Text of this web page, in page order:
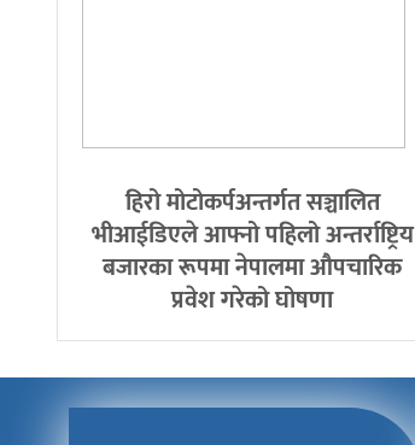
हिरो मोटोकर्पअन्तर्गत सञ्चालित
भीआईडिएले आफ्नो पहिलो अन्तर्राष्ट्रिय
बजारका रूपमा नेपालमा औपचारिक
प्रवेश गरेको घोषणा